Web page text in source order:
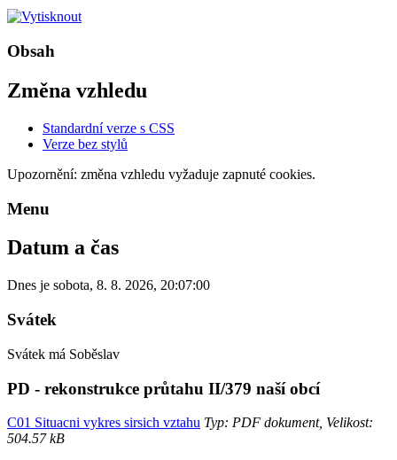
Obsah
Změna vzhledu
Standardní verze s CSS
Verze bez stylů
Upozornění: změna vzhledu vyžaduje zapnuté cookies.
Menu
Datum a čas
Dnes je sobota, 8. 8. 2026, 20:07:00
Svátek
Svátek má Soběslav
PD - rekonstrukce průtahu II/379 naší obcí
C01 Situacni vykres sirsich vztahu Typ: PDF dokument, Velikost:
504.57 kB